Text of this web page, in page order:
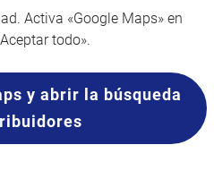
Activa «Google Maps» en
todo».
y abrir la búsqueda